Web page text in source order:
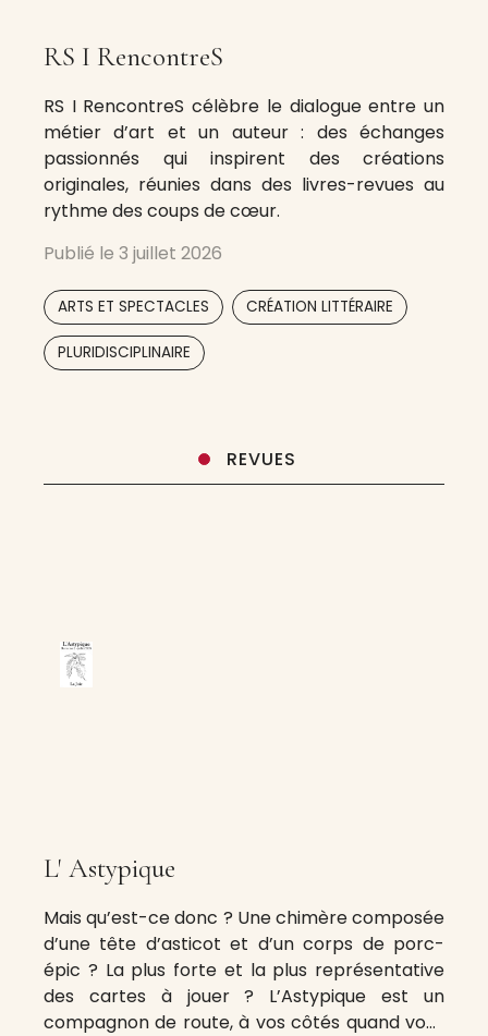
RS I RencontreS
RS I RencontreS célèbre le dialogue entre un
métier d’art et un auteur : des échanges
passionnés qui inspirent des créations
originales, réunies dans des livres-revues au
rythme des coups de cœur.
Publié le 3 juillet 2026
ARTS ET SPECTACLES CRÉATION LITTÉRAIRE
PLURIDISCIPLINAIRE
REVUES
L' Astypique
Mais qu’est-ce donc ? Une chimère composée
d’une tête d’asticot et d’un corps de porc-
épic ? La plus forte et la plus représentative
des cartes à jouer ? L’Astypique est un
compagnon de route, à vos côtés quand vous